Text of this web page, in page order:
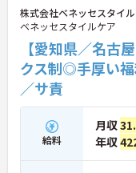
スで、着実にステッ
います。
★おすすめPOINT★
【コアタイム無しの
実現できます】
・出退勤の時間を柔軟
ム制を採用しており
合わせたスケジュー
・ご自宅からの直行
できることで、業務
株式会社ベネッセスタイ
ベネッセスタイルケア
【愛知県／名古
クス制◎手厚い
／サ責
給料
月収
年収